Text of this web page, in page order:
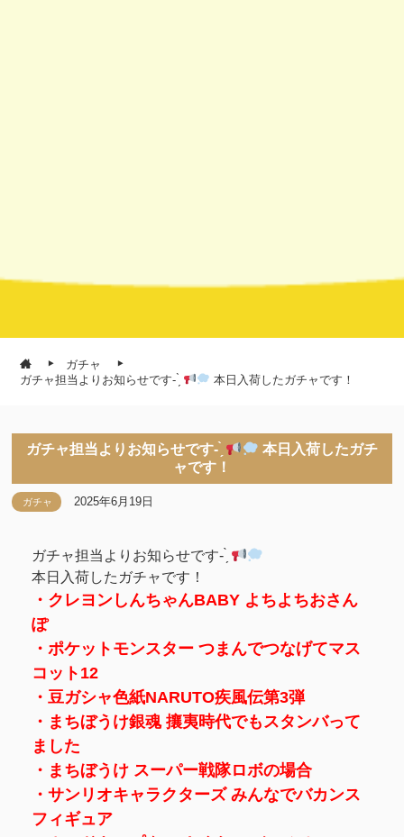
ガチャ
ガチャ担当よりお知らせです- ̗̀
本日入荷したガチャです！
ガチャ担当よりお知らせです- ̗̀
本日入荷したガチ
ャです！
ガチャ 2025年6月19日
ガチャ担当よりお知らせです- ̗̀
本日入荷したガチャです！
・クレヨンしんちゃんBABY よちよちおさん
ぽ
・ポケットモンスター つまんでつなげてマス
コット12
・豆ガシャ色紙NARUTO疾風伝第3弾
・まちぼうけ銀魂 攘夷時代でもスタンバって
ました
・まちぼうけ スーパー戦隊ロボの場合
・サンリオキャラクターズ みんなでバカンス
フィギュア